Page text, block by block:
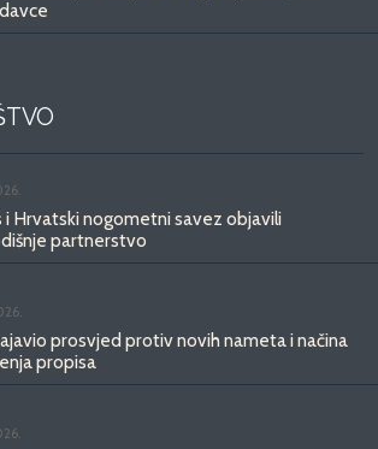
i Hrvatski nogometni savez objavili
partnerstvo
prosvjed protiv novih nameta i načina
propisa